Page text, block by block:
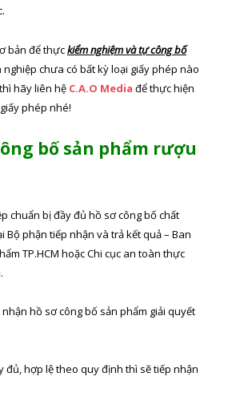
bản để thựckiểm nghiệm và tự công bố
nghiệp chưa có bất kỳ loại giấy phép nào
hãy liên hệ C.A.O Media để thực hiện
phép nhé!
bố sản phẩm rượu
chuẩn bị đầy đủ hồ sơ công bố chất
Bộ phận tiếp nhận và trả kết quả – Ban
TP.HCM hoặc Chi cục an toàn thực
hồ sơ công bố sản phẩm giải quyết
đủ, hợp lệ theo quy định thì sẽ tiếp nhận